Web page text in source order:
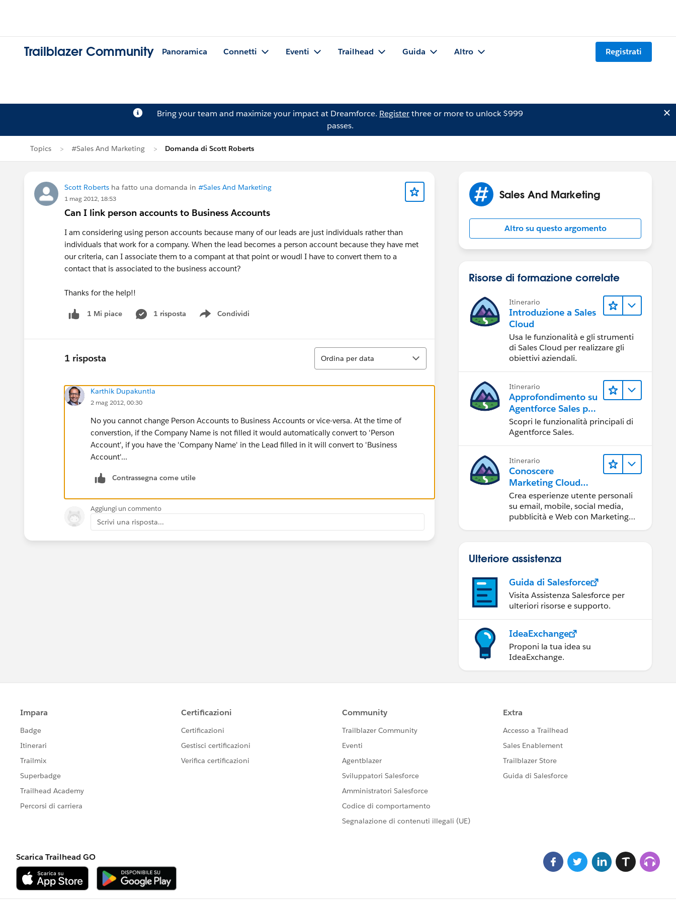
Trailblazer Community Panoramica Connetti Eventi Trailhead Guida Altro Registrati
Bring your team and maximize your impact at Dreamforce. Registerthree or more to unlock $999
passes.
Topics #Sales And Marketing Domanda di Scott Roberts
Scott Roberts ha fatto una domanda in #Sales And Marketing
1 mag 2012, 18:53
Can I link person accounts to Business Accounts
I am considering using person accounts because many of our leads are just individuals rather than
individuals that work for a company. When the lead becomes a person account because they have met
our criteria, can I associate them to a compant at that point or woudl I have to convert them to a
contact that is associated to the business account?
Thanks for the help!!
1 Mi piace 1 risposta Condividi
Show menu
1 risposta
Ordina
Ordina per data
Karthik Dupakuntla
2 mag 2012, 00:30
No you cannot change Person Accounts to Business Accounts or vice-versa. At the time of
converstion, if the Company Name is not filled it would automatically convert to 'Person
Account', if you have the 'Company Name' in the Lead filled in it will convert to 'Business
Account'...
Contrassegna come utile
Aggiungi un commento
Scrivi una risposta...
Sales And Marketing
Altro su questo argomento
Risorse di formazione correlate
Itinerario
Introduzione a Sales
Cloud
Usa le funzionalità e gli strumenti
di Sales Cloud per realizzare gli
obiettivi aziendali.
Itinerario
Approfondimento su
Agentforce Sales per
gli amministratori
Scopri le funzionalità principali di
Agentforce Sales.
Itinerario
Conoscere
Marketing Cloud
Engagement
Crea esperienze utente personali
su email, mobile, social media,
pubblicità e Web con Marketing
Ulteriore assistenza
Guida di Salesforce
Visita Assistenza Salesforce per
ulteriori risorse e supporto.
IdeaExchange
Proponi la tua idea su
IdeaExchange.